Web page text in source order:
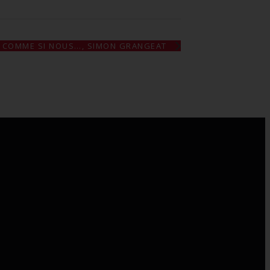
COMME SI NOUS…, SIMON GRANGEAT